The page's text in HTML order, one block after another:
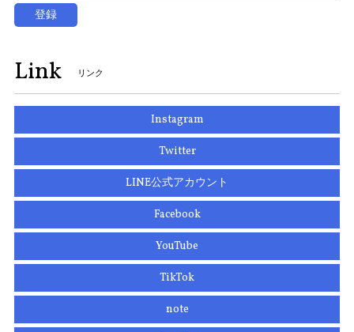
登録
Link リンク
Instagram
Twitter
LINE公式アカウント
Facebook
YouTube
TikTok
note